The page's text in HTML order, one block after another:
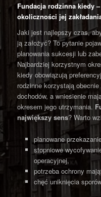
Fundacja rodzinna kiedy
okoliczności jej
Jaki jest najlepszy czas,
ją założyć? To pytanie
planowania sukcesji lub
Najbardziej korzystnym
kiedy obowiązują
rodzinne korzystają
dochodów, a wniesienie
okresem jego utrzymania.
największy sens? Warto
planowane
stopniowe
operacyjnej,
potrzeba ochrony
chęć uniknięcia